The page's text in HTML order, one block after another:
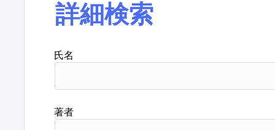
詳細検索
氏名
著者